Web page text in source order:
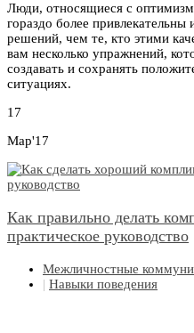
Люди, относящиеся с
гораздо более
решений, чем те, кто этими
вам несколько упражнений,
создавать и сохранять
ситуациях.
17
Мар'17
Как правильно делать
практическое руководство
Межличностные
| Навыки поведения